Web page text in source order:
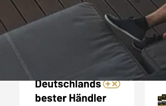
Auszeichnungen